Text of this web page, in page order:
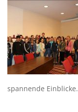
spannende Einblicke.